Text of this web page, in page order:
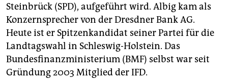
Steinbrück (SPD), aufgeführt wird. Albig kam als
Konzernsprecher von der Dresdner Bank AG.
Heute ist er Spitzenkandidat seiner Partei für die
Landtagswahl in Schleswig-Holstein. Das
Bundesfinanzministerium (BMF) selbst war seit
Gründung 2003 Mitglied der IFD.